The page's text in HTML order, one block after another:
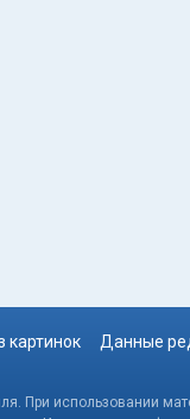
картинок Данные
При использовании